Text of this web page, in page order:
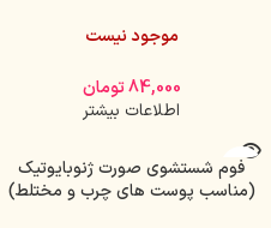
موجود نیست
84,000تومان
اطلاعات بیشتر
فوم شستشوی صورت ژنوبایوتیک
(مناسب پوست های چرب و مختلط)